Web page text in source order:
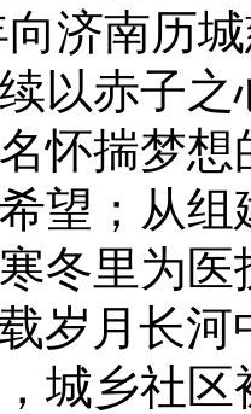
南历城
以赤子
怀揣梦
望；从
冬里为
月长河
城乡社